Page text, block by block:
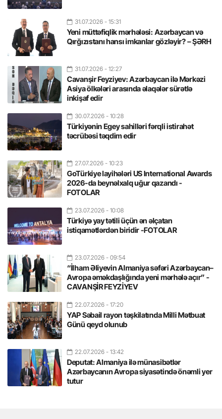
31.07.2026 - 15:31
Yeni müttəfiqlik mərhələsi: Azərbaycan və
Qırğızıstanı hansı imkanlar gözləyir? – ŞƏRH
31.07.2026 - 12:27
Cavanşir Feyziyev: Azərbaycan ilə Mərkəzi
Asiya ölkələri arasında əlaqələr sürətlə
inkişaf edir
30.07.2026 - 10:28
Türkiyənin Egey sahilləri fərqli istirahət
təcrübəsi təqdim edir
27.07.2026 - 10:23
GoTürkiye layihələri US International Awards
2026-da beynəlxalq uğur qazandı -
FOTOLAR
23.07.2026 - 10:08
Türkiyə yay tətili üçün ən əlçatan
istiqamətlərdən biridir -FOTOLAR
23.07.2026 - 09:54
“İlham Əliyevin Almaniya səfəri Azərbaycan–
Avropa əməkdaşlığında yeni mərhələ açır” -
CAVANŞİR FEYZİYEV
22.07.2026 - 17:20
YAP Səbail rayon təşkilatında Milli Mətbuat
Günü qeyd olunub
22.07.2026 - 13:42
Deputat: Almaniya ilə münasibətlər
Azərbaycanın Avropa siyasətində önəmli yer
tutur